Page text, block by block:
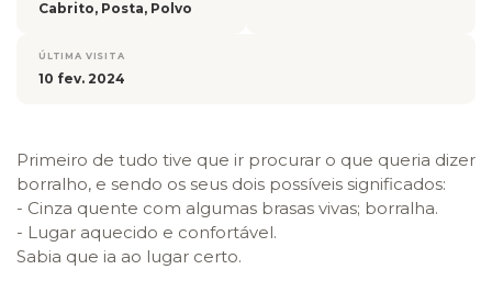
Cabrito, Posta, Polvo
ÚLTIMA VISITA
10 fev. 2024
Primeiro de tudo tive que ir procurar o que queria dizer
borralho, e sendo os seus dois possíveis significados:
- Cinza quente com algumas brasas vivas; borralha.
- Lugar aquecido e confortável.
Sabia que ia ao lugar certo.